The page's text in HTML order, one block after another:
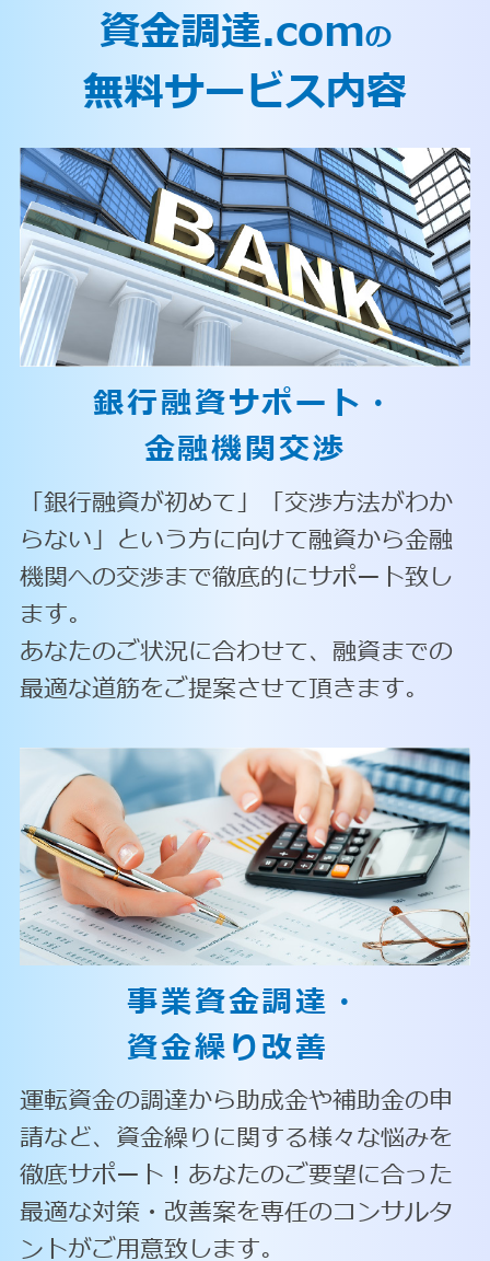
資金調達.comの
無料サービス内容
銀行融資サポート・
金融機関交渉
「銀行融資が初めて」「交渉方法がわか
らない」という方に向けて融資から金融
機関への交渉まで徹底的にサポート致し
ます。
あなたのご状況に合わせて、融資までの
最適な道筋をご提案させて頂きます。
事業資金調達・
資金繰り改善
運転資金の調達から助成金や補助金の申
請など、資金繰りに関する様々な悩みを
徹底サポート！あなたのご要望に合った
最適な対策・改善案を専任のコンサルタ
ントがご用意致します。